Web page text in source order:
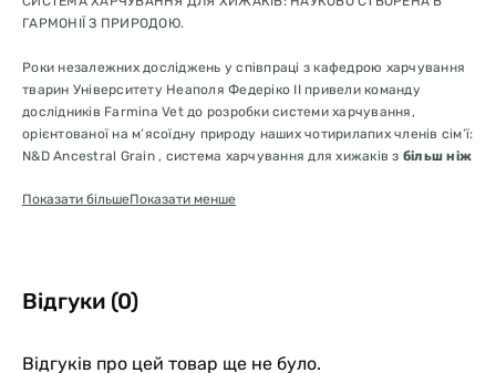
ГАРМОНІЇ З ПРИРОДОЮ.
Роки незалежних досліджень у співпраці з кафедрою харчування
тварин Університету Неаполя Федеріко II привели команду
дослідників Farmina Vet до розробки системи харчування,
орієнтованої на м’ясоїдну природу наших чотирилапих членів сім’ї:
N&D Ancestral Grain , система харчування для хижаків з більш ніж
походженняі лише кількома предками злакових культур,
N&D Ancestral Grain низький глікемічний індекс
Показати більшеПоказати менше
Відгуки (0)
Відгуків про цей товар ще не було.